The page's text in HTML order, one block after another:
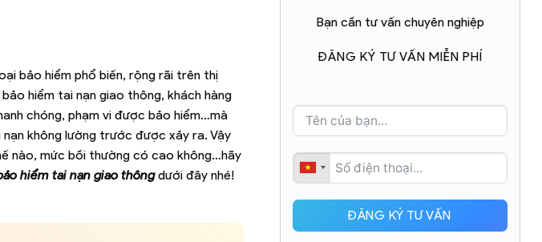
bảo hiểm phổ biến, rộng rãi trên thị
hiểm tai nạn giao thông, khách hàng
chóng, phạm vi được bảo hiểm…mà
không lường trước được xảy ra. Vậy
nào, mức bồi thường có cao không…hãy
hiểm tai nạn giao thôngdưới đây nhé!
Bạn cần tư vấn chuyên nghiệp
ĐĂNG KÝ TƯ VẤN MIỄN PHÍ
ĐĂNG KÝ TƯ VẤN